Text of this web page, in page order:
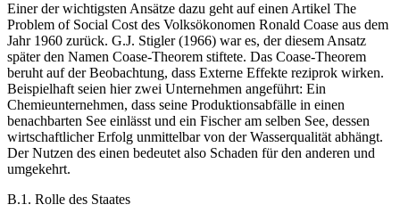
Einer der wichtigsten Ansätze dazu geht auf einen Artikel The
Problem of Social Cost des Volksökonomen Ronald Coase aus dem
Jahr 1960 zurück. G.J. Stigler (1966) war es, der diesem Ansatz
später den Namen Coase-Theorem stiftete. Das Coase-Theorem
beruht auf der Beobachtung, dass Externe Effekte reziprok wirken.
Beispielhaft seien hier zwei Unternehmen angeführt: Ein
Chemieunternehmen, dass seine Produktionsabfälle in einen
benachbarten See einlässt und ein Fischer am selben See, dessen
wirtschaftlicher Erfolg unmittelbar von der Wasserqualität abhängt.
Der Nutzen des einen bedeutet also Schaden für den anderen und
umgekehrt.
B.1. Rolle des Staates